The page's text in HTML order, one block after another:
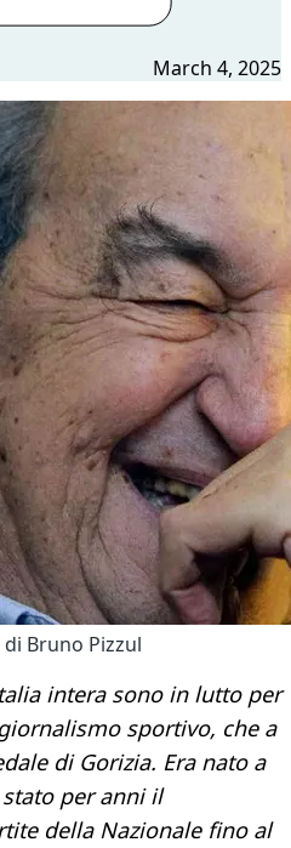
March 4, 2025
Bruno Pizzul
intera sono in lutto per
sportivo, che a
di Gorizia. Era nato a
per anni il
della Nazionale fino al